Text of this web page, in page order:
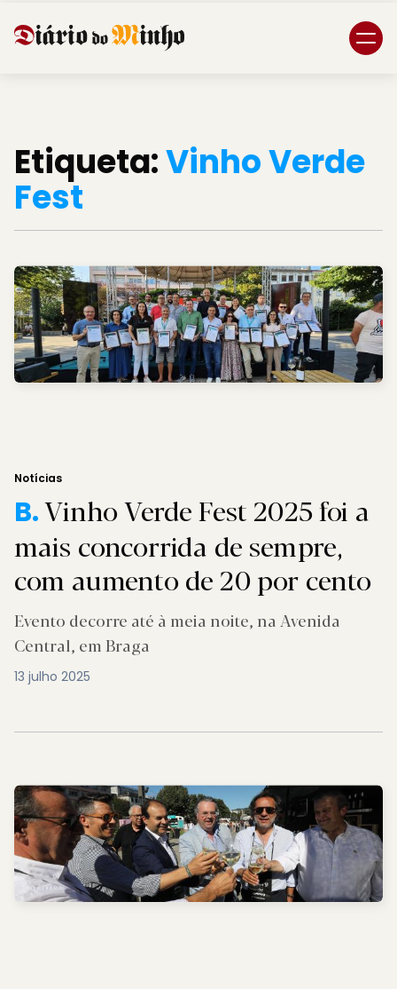
Etiqueta:Vinho Verde
Fest
Notícias
B.Vinho Verde Fest 2025 foi a
mais concorrida de sempre,
com aumento de 20 por cento
Evento decorre até à meia noite, na Avenida
Central, em Braga
13 julho 2025